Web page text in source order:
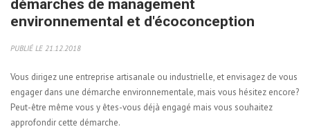
démarches de management
environnemental et d'écoconception
PUBLIÉ LE 21.12.2018
Vous dirigez une entreprise artisanale ou industrielle, et envisagez de vous
engager dans une démarche environnementale, mais vous hésitez encore?
Peut-être même vous y êtes-vous déjà engagé mais vous souhaitez
approfondir cette démarche.